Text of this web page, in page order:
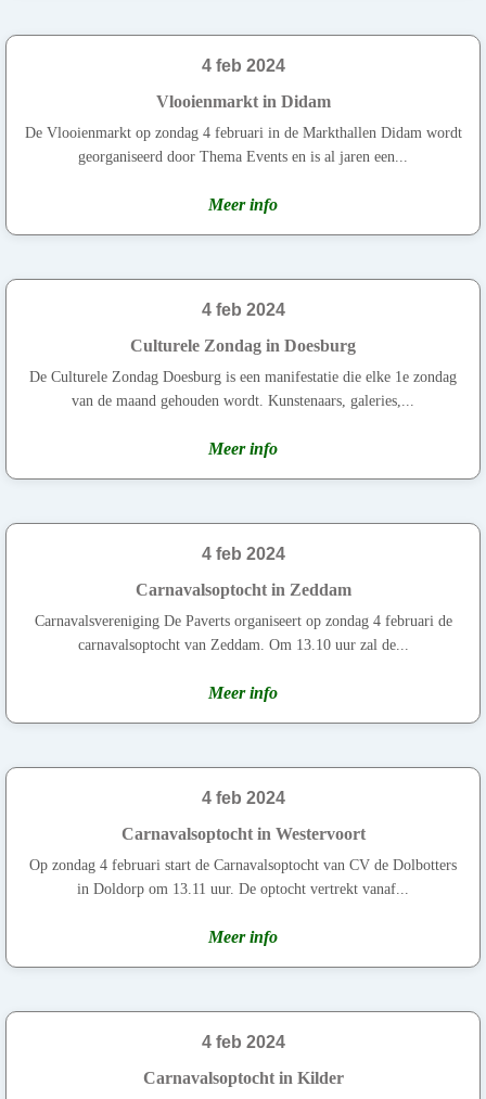
4 feb 2024
Vlooienmarkt in Didam
De Vlooienmarkt op zondag 4 februari in de Markthallen Didam wordt
georganiseerd door Thema Events en is al jaren een...
Meer info
4 feb 2024
Culturele Zondag in Doesburg
De Culturele Zondag Doesburg is een manifestatie die elke 1e zondag
van de maand gehouden wordt. Kunstenaars, galeries,...
Meer info
4 feb 2024
Carnavalsoptocht in Zeddam
Carnavalsvereniging De Paverts organiseert op zondag 4 februari de
carnavalsoptocht van Zeddam. Om 13.10 uur zal de...
Meer info
4 feb 2024
Carnavalsoptocht in Westervoort
Op zondag 4 februari start de Carnavalsoptocht van CV de Dolbotters
in Doldorp om 13.11 uur. De optocht vertrekt vanaf...
Meer info
4 feb 2024
Carnavalsoptocht in Kilder